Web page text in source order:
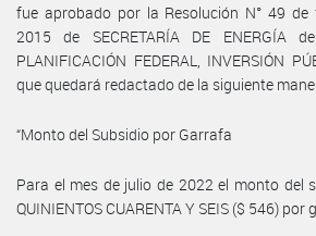
fue aprobado por la Resolución N° 49
2015 de SECRETARÍA DE ENERGÍA
PLANIFICACIÓN FEDERAL, INVERSIÓN
que quedará redactado de la siguiente
“Monto del Subsidio por Garrafa
Para el mes de julio de 2022 el monto del
QUINIENTOS CUARENTA Y SEIS ($ 546) por